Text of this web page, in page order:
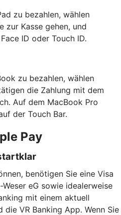
zu bezahlen, wählen
zur Kasse gehen, und
ID oder Touch ID.
zu bezahlen, wählen
die Zahlung mit dem
Auf dem MacBook Pro
der Touch Bar.
Pay
benötigen Sie eine Visa
eG sowie idealerweise
mit einem aktuell
VR Banking App. Wenn Sie